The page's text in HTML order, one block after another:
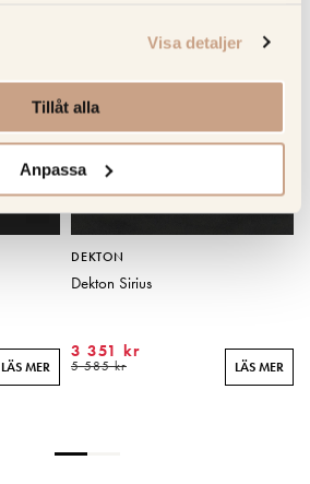
Visa detaljer
Tillåt alla
Anpassa
LÄS MER
DEKTON
Dekton Sirius
3 351 kr
5 585 kr LÄS MER